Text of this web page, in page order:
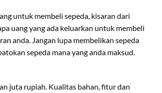
untuk membeli sepeda, kisaran dari
uang yang ada keluarkan untuk membeli
anda. Jangan lupa membelikan sepeda
sepeda mana yang anda maksud.
juta rupiah. Kualitas bahan, fitur dan